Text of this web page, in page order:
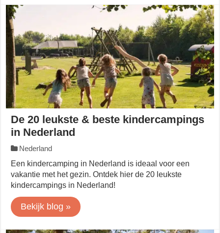
De 20 leukste & beste kindercampings
in Nederland
Nederland
Een kindercamping in Nederland is ideaal voor een
vakantie met het gezin. Ontdek hier de 20 leukste
kindercampings in Nederland!
Bekijk blog »